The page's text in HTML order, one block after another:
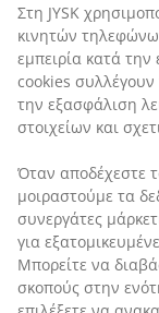
Στη JYSK
κινητών
εμπειρία κατά
cookies συλλέγουν
την εξασφάλιση
στοιχείων και
Όταν αποδέχεστε
μοιραστούμε τα
συνεργάτες
για
Μπορείτε να
σκοπούς στην